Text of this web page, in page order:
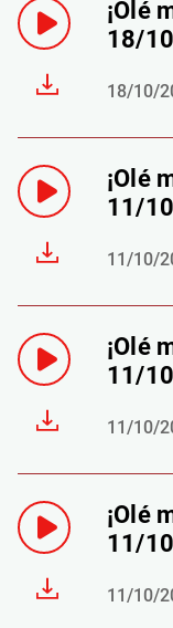
¡Olé
18/
18/10/
¡Olé
11/
11/10/
¡Olé
11/
11/10/
¡Olé
11/
11/10/